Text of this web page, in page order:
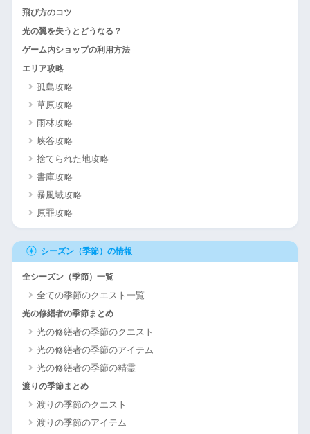
飛び方のコツ
光の翼を失うとどうなる？
ゲーム内ショップの利用方法
エリア攻略
孤島攻略
草原攻略
雨林攻略
峡谷攻略
捨てられた地攻略
書庫攻略
暴風域攻略
原罪攻略
シーズン（季節）の情報
全シーズン（季節）一覧
全ての季節のクエスト一覧
光の修繕者の季節まとめ
光の修繕者の季節のクエスト
光の修繕者の季節のアイテム
光の修繕者の季節の精霊
渡りの季節まとめ
渡りの季節のクエスト
渡りの季節のアイテム